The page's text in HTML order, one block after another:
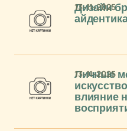
Дизайн
13-11-2025
Личные
влияние
13-11-2025